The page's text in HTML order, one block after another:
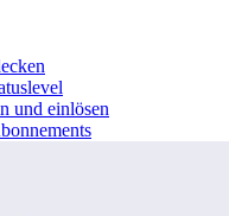
und einlösen